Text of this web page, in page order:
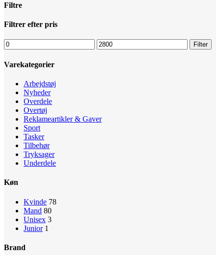
Filtre
Luk
Filtrer efter pris
Mindste
pris
Højeste
pris
Filter
Varekategorier
Arbejdstøj
Nyheder
Overdele
Overtøj
Reklameartikler & Gaver
Sport
Tasker
Tilbehør
Tryksager
Underdele
Køn
Kvinde 78
Mand 80
Unisex 3
Junior 1
Brand